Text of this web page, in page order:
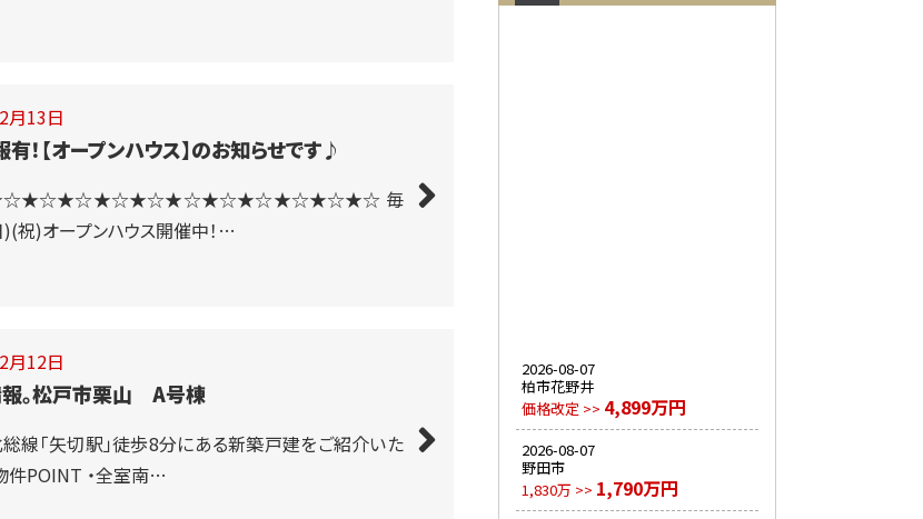
月13日
！【オープンハウス】のお知らせです♪
毎
祝)オープンハウス開催中！…
月12日
。松戸市栗山 A号棟
線「矢切駅」徒歩8分にある新築戸建をご紹介いた
件POINT ・全室南…
2026-08-07
柏市花野井
価格改定 >> 4,899万円
2026-08-07
野田市
1,830万 >> 1,790万円